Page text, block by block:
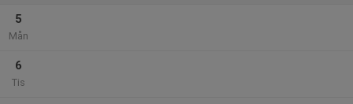
5
Mån
6
Tis